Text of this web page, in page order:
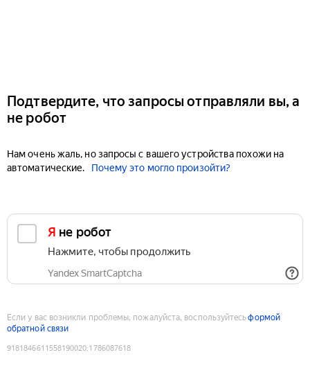
Подтвердите, что запросы отправляли вы, а
не робот
Нам очень жаль, но запросы с вашего устройства похожи на
автоматические.
Почему это могло произойти?
Я не робот
Нажмите, чтобы продолжить
Yandex SmartCaptcha
Если у вас возникли проблемы, пожалуйста, воспользуйтесьформой
обратной связи
9181846611558190020:1786087618